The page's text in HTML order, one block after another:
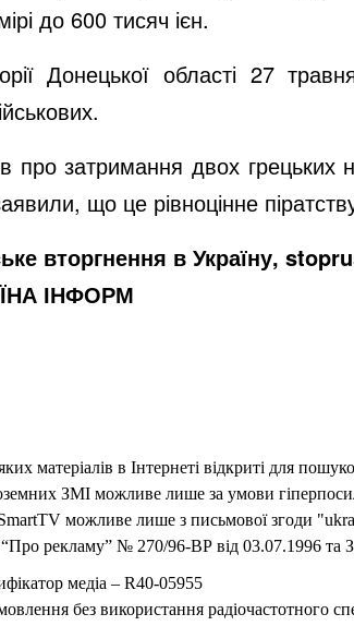
до 600 тисяч ієн.
Донецької області 27
про затримання двох грецьких
що це рівноцінне
вторгнення в Україну,
ІНФОРМ
матеріалів в Інтернеті відкриті для
ЗМІ можливе лише за умови
можливе лише з письмової згоди
рекламу” № 270/96-ВР від 03.07.1996 та
медіа – R40-05955
без використання радіочастотного